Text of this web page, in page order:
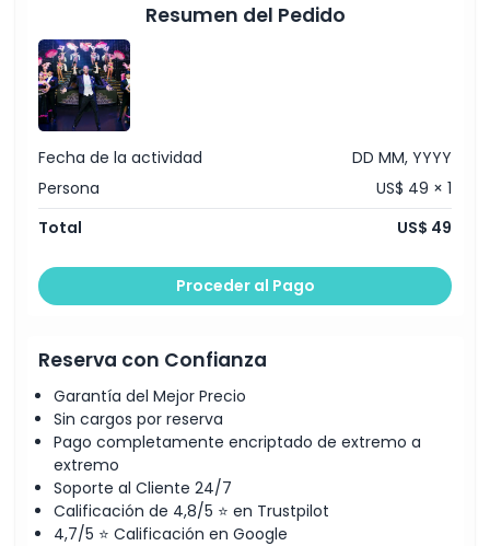
Resumen del Pedido
Fecha de la actividad
DD MM, YYYY
Persona
US$ 49 × 1
Total
US$ 49
Proceder al Pago
Reserva con Confianza
Garantía del Mejor Precio
Sin cargos por reserva
Pago completamente encriptado de extremo a
extremo
Soporte al Cliente 24/7
Calificación de 4,8/5 ⭐ en Trustpilot
4,7/5 ⭐ Calificación en Google